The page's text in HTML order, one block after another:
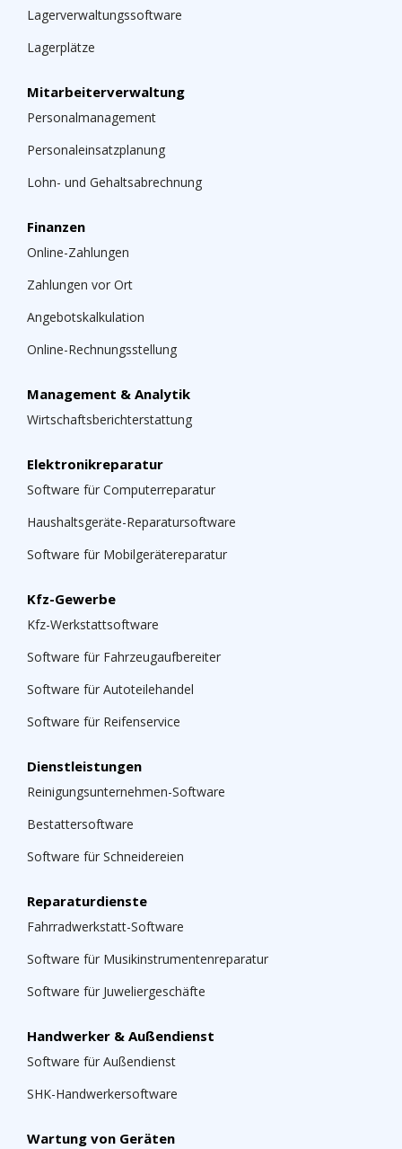
Lagerverwaltungssoftware
Lagerplätze
Mitarbeiterverwaltung
Personalmanagement
Personaleinsatzplanung
Lohn- und Gehaltsabrechnung
Finanzen
Online-Zahlungen
Zahlungen vor Ort
Angebotskalkulation
Online-Rechnungsstellung
Management & Analytik
Wirtschaftsberichterstattung
Elektronikreparatur
Software für Computerreparatur
Haushaltsgeräte-Reparatursoftware
Software für Mobilgerätereparatur
Kfz-Gewerbe
Kfz-Werkstattsoftware
Software für Fahrzeugaufbereiter
Software für Autoteilehandel
Software für Reifenservice
Dienstleistungen
Reinigungsunternehmen-Software
Bestattersoftware
Software für Schneidereien
Reparaturdienste
Fahrradwerkstatt-Software
Software für Musikinstrumentenreparatur
Software für Juweliergeschäfte
Handwerker & Außendienst
Software für Außendienst
SHK-Handwerkersoftware
Wartung von Geräten